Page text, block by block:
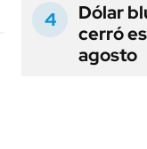
Dólar
cerró
agosto